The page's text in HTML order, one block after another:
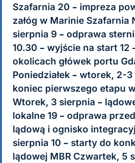
Szafarnia 20 – impreza
załóg w Marinie Szafarnia
sierpnia 9 – odprawa
10.30 – wyjście na start 12
okolicach główek portu
Poniedziałek – wtorek, 2-
koniec pierwszego etapu
Wtorek, 3 sierpnia –
lokalne 19 – odprawa
lądową i ognisko
sierpnia 10 – starty do
lądowej MBR Czwartek, 5